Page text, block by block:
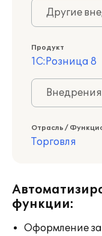
Другие
Продукт
1С:Розница 8
Отрасль /
Торговля
функции:
Оформление